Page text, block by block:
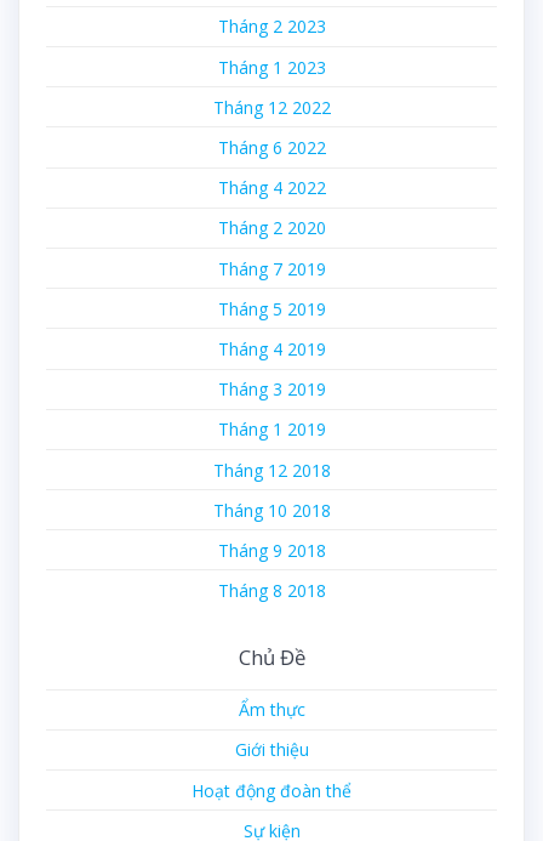
Tháng 2 2023
Tháng 1 2023
Tháng 12 2022
Tháng 6 2022
Tháng 4 2022
Tháng 2 2020
Tháng 7 2019
Tháng 5 2019
Tháng 4 2019
Tháng 3 2019
Tháng 1 2019
Tháng 12 2018
Tháng 10 2018
Tháng 9 2018
Tháng 8 2018
Chủ Đề
Ẩm thực
Giới thiệu
Hoạt động đoàn thể
Sự kiện